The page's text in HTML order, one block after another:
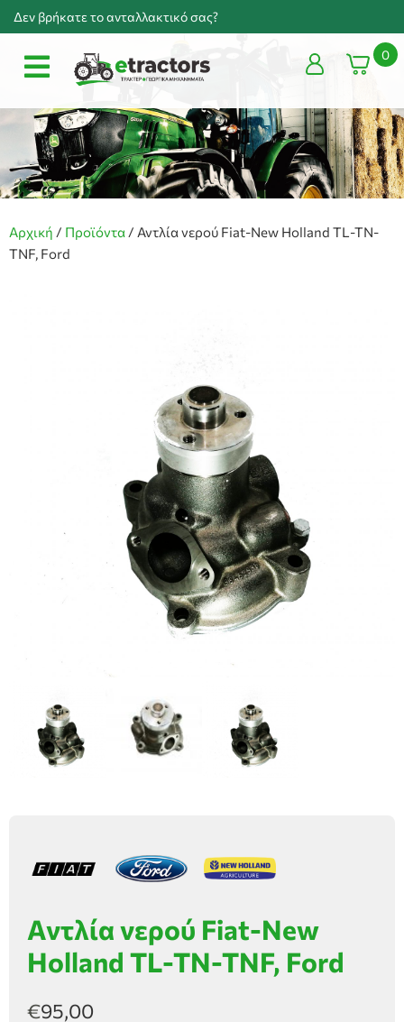
Δεν βρήκατε το ανταλλακτικό σας?
0
Αρχική / Προϊόντα / Αντλία νερού Fiat-New Holland TL-TN-
TNF, Ford
Αντλία νερού Fiat-New
Holland TL-TN-TNF, Ford
€95,00